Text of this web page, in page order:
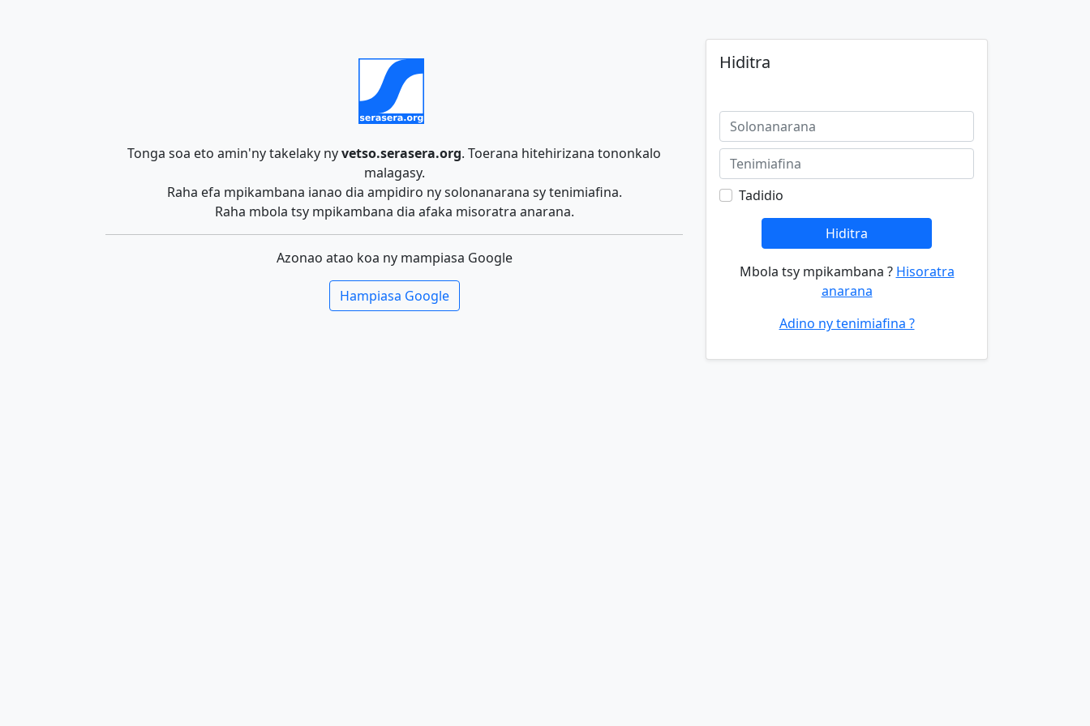
Tonga soa eto amin'ny takelaky nyvetso.serasera.org. Toerana hitehirizana tononkalo
malagasy.
Raha efa mpikambana ianao dia ampidiro ny solonanarana sy tenimiafina.
Raha mbola tsy mpikambana dia afaka misoratra anarana.
Azonao atao koa ny mampiasa Google
Hampiasa Google
Hiditra
Tadidio
Hiditra
Mbola tsy mpikambana ? Hisoratra
anarana
Adino ny tenimiafina ?